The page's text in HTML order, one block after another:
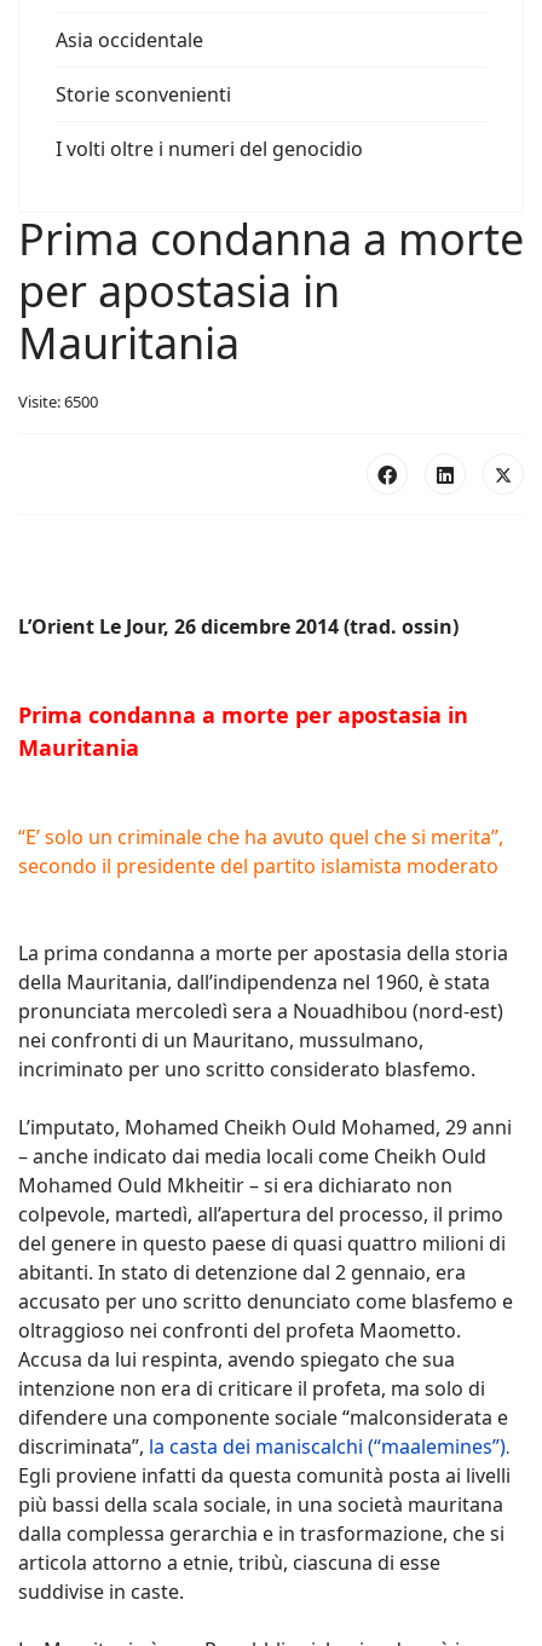
Asia occidentale
Storie sconvenienti
I volti oltre i numeri del genocidio
Prima condanna a morte
per apostasia in
Mauritania
Visite: 6500
L’Orient Le Jour, 26 dicembre 2014 (trad. ossin)
Prima condanna a morte per apostasia in
Mauritania
“E’ solo un criminale che ha avuto quel che si merita”,
secondo il presidente del partito islamista moderato
La prima condanna a morte per apostasia della storia
della Mauritania, dall’indipendenza nel 1960, è stata
pronunciata mercoledì sera a Nouadhibou (nord-est)
nei confronti di un Mauritano, mussulmano,
incriminato per uno scritto considerato blasfemo.
L’imputato, Mohamed Cheikh Ould Mohamed, 29 anni
– anche indicato dai media locali come Cheikh Ould
Mohamed Ould Mkheitir – si era dichiarato non
colpevole, martedì, all’apertura del processo, il primo
del genere in questo paese di quasi quattro milioni di
abitanti. In stato di detenzione dal 2 gennaio, era
accusato per uno scritto denunciato come blasfemo e
oltraggioso nei confronti del profeta Maometto.
Accusa da lui respinta, avendo spiegato che sua
intenzione non era di criticare il profeta, ma solo di
difendere una componente sociale “malconsiderata e
discriminata”, la casta dei maniscalchi (“maalemines”).
Egli proviene infatti da questa comunità posta ai livelli
più bassi della scala sociale, in una società mauritana
dalla complessa gerarchia e in trasformazione, che si
articola attorno a etnie, tribù, ciascuna di esse
suddivise in caste.